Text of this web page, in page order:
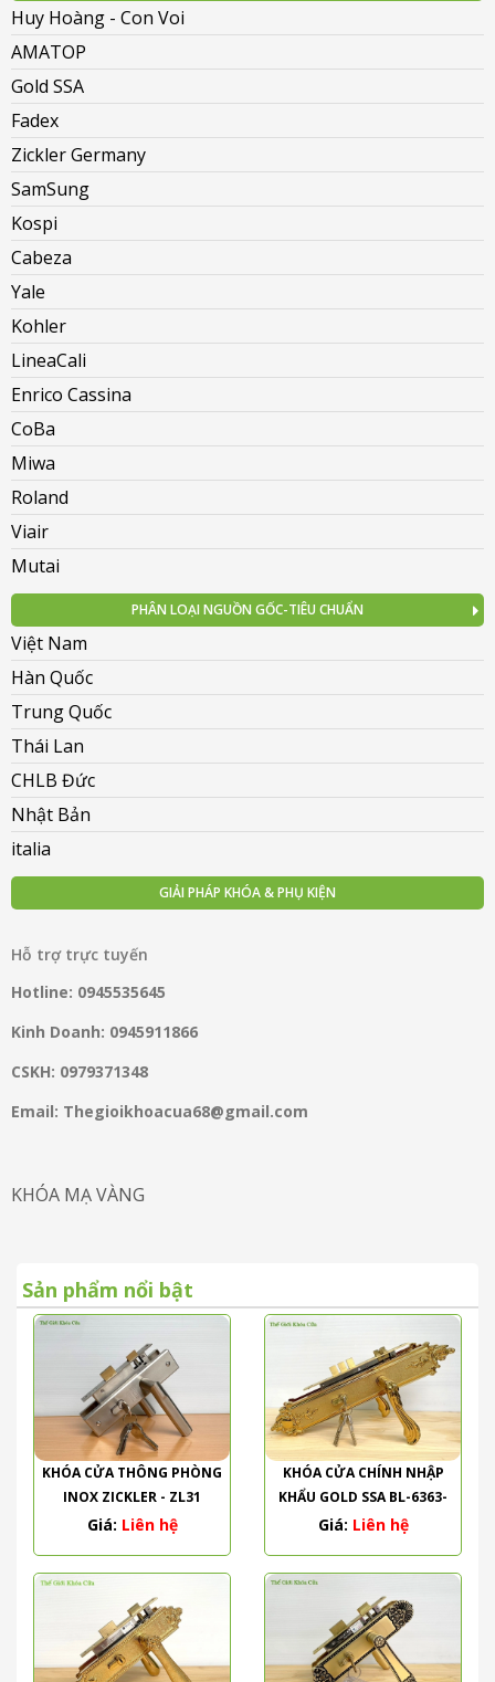
Sản phẩm nổi bật
KHÓA CỬA THÔNG PHÒNG
INOX ZICKLER - ZL31
Giá: Liên hệ
KHÓA CỬA CHÍNH NHẬP
KHẨU GOLD SSA BL-6363-
PVD
Giá: Liên hệ
Huy Hoàng - Con Voi
AMATOP
Gold SSA
Fadex
Zickler Germany
SamSung
Kospi
Cabeza
Yale
Kohler
LineaCali
Enrico Cassina
CoBa
Miwa
Roland
Viair
Mutai
PHÂN LOẠI NGUỒN GỐC-TIÊU CHUẨN
Việt Nam
Hàn Quốc
Trung Quốc
Thái Lan
CHLB Đức
Nhật Bản
italia
GIẢI PHÁP KHÓA & PHỤ KIỆN
Hỗ trợ trực tuyến
Hotline: 0945535645
Kinh Doanh: 0945911866
CSKH: 0979371348
Email: Thegioikhoacua68@gmail.com
KHÓA MẠ VÀNG